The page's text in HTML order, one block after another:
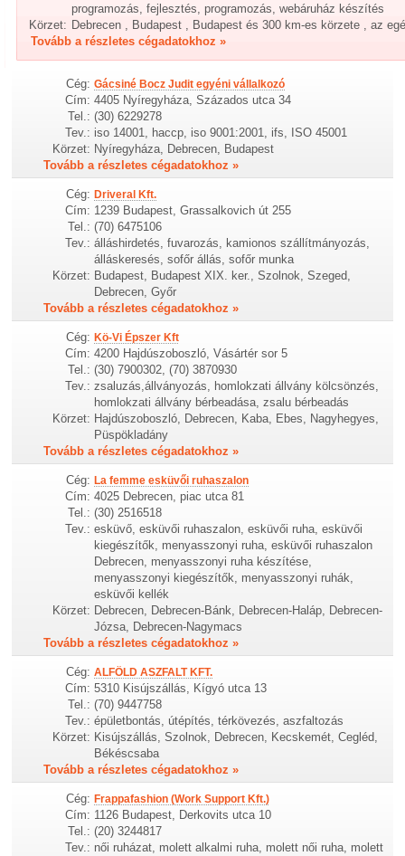
programozás, fejlesztés, programozás, webáruház készítés
Körzet: Debrecen , Budapest , Budapest és 300 km-es körzete , az
Tovább a részletes cégadatokhoz »
Cég: Gácsiné Bocz Judit egyéni vállalkozó
Cím: 4405 Nyíregyháza, Százados utca 34
Tel.: (30) 6229278
Tev.: iso 14001, haccp, iso 9001:2001, ifs, ISO 45001
Körzet: Nyíregyháza, Debrecen, Budapest
Tovább a részletes cégadatokhoz »
Cég: Driveral Kft.
Cím: 1239 Budapest, Grassalkovich út 255
Tel.: (70) 6475106
Tev.: álláshirdetés, fuvarozás, kamionos szállítmányozás,
álláskeresés, sofőr állás, sofőr munka
Körzet: Budapest, Budapest XIX. ker., Szolnok, Szeged,
Debrecen, Győr
Tovább a részletes cégadatokhoz »
Cég: Kö-Vi Épszer Kft
Cím: 4200 Hajdúszoboszló, Vásártér sor 5
Tel.: (30) 7900302, (70) 3870930
Tev.: zsaluzás,állványozás, homlokzati állvány kölcsönzés,
homlokzati állvány bérbeadása, zsalu bérbeadás
Körzet: Hajdúszoboszló, Debrecen, Kaba, Ebes, Nagyhegyes,
Püspökladány
Tovább a részletes cégadatokhoz »
Cég: La femme esküvői ruhaszalon
Cím: 4025 Debrecen, piac utca 81
Tel.: (30) 2516518
Tev.: esküvő, esküvői ruhaszalon, esküvői ruha, esküvői
kiegészítők, menyasszonyi ruha, esküvői ruhaszalon
Debrecen, menyasszonyi ruha készítése,
menyasszonyi kiegészítők, menyasszonyi ruhák,
esküvői kellék
Körzet: Debrecen, Debrecen-Bánk, Debrecen-Haláp, Debrecen-
Józsa, Debrecen-Nagymacs
Tovább a részletes cégadatokhoz »
Cég: ALFÖLD ASZFALT KFT.
Cím: 5310 Kisújszállás, Kígyó utca 13
Tel.: (70) 9447758
Tev.: épületbontás, útépítés, térkövezés, aszfaltozás
Körzet: Kisújszállás, Szolnok, Debrecen, Kecskemét, Cegléd,
Békéscsaba
Tovább a részletes cégadatokhoz »
Cég: Frappafashion (Work Support Kft.)
Cím: 1126 Budapest, Derkovits utca 10
Tel.: (20) 3244817
Tev.: női ruházat, molett alkalmi ruha, molett női ruha, molett